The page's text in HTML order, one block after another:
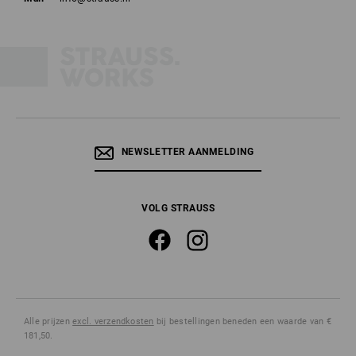
NEWSLETTER AANMELDING
VOLG STRAUSS
Alle prijzenexcl. verzendkosten bij bestellingen beneden een waarde van €
181,50.